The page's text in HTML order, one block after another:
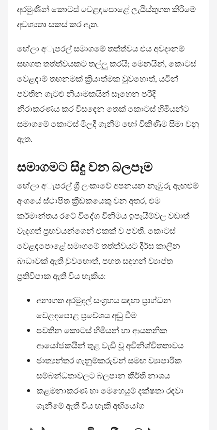
අරමුණින් කොටස් වෙළඳපොළේ ලැයිස්තුගත කිරීමේ
අවශ්‍යතා සකස් කර ඇත.
හේලා අැපරල් සමාගමේ තත්ත්වය එය අවදානම්
සහගත තත්ත්වයකට තල්ලු කරයි; මෙනයින්, කොටස්
වෙළඳාම් තහනමක් ක්‍රියාත්මක වුවහොත්, යටින්
පවතින ගැටළු නියාමකයින් සෑහෙන පරිදි
නිරාකරණය කර විසඳෙන තෙක් කොටස් හිමියන්ට
සමාගමේ කොටස් මිලදී ගැනීම හෝ විකිණීම සීමා වනු
ඇත.
සමාගමට සිදු වන බලපෑම
හේලා අැපරල් ශ්‍රී ලංකාවේ අපනයන නැඹුරු ඇඟළුම්
අංශයේ ස්ථාපිත ක්‍රීඩකයෙකු වන අතර, එම
කර්මාන්තය රටේ විදේශ විනිමය ඉපැයීම්වල වඩාත්
වැදගත් ප්‍රභවයන්ගෙන් එකක් ව පවතී. කොටස්
වෙළඳපොළේ සමාගමේ තත්ත්වයට දීර්ඝ කාලීන
බාධාවක් ඇති වුවහොත්, පහත සඳහන් ව්‍යාප්ත
ප්‍රතිවිපාක ඇති විය හැකිය:
අනාගත අරමුදල් සංග්‍රහය සඳහා ප්‍රාග්ධන
වෙළඳපොළ ප්‍රවේශය අඩු වීම
පවතින කොටස් හිමියන් හා ආයතනික
ආයෝජකයින් තුළ වැඩි වූ අවිනිශ්චිතතාවය
ජාත්‍යන්තර ගැනුම්කරුවන් සමඟ ව්‍යාපාරික
සම්බන්ධතාවලට බලපාන කීර්ති නාශය
කළමනාකරණ හා මෙහෙයුම් දක්ෂතා රඳවා
ගැනීමේ ඇති විය හැකි අභියෝග